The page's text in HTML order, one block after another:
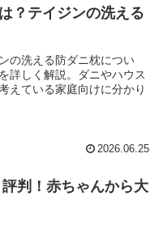
？テイジンの洗える
の洗える防ダニ枕につい
詳しく解説。ダニやハウス
えている家庭向けに分かり
2026.06.25
判！赤ちゃんから大